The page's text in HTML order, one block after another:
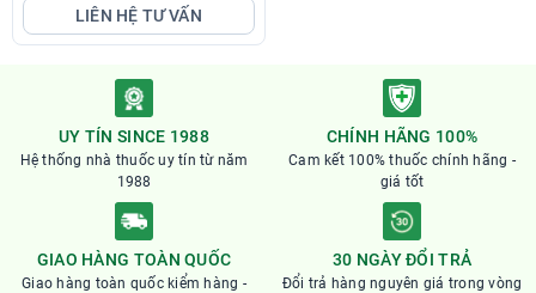
LIÊN HỆ TƯ VẤN
UY TÍN SINCE 1988
Hệ thống nhà thuốc uy tín từ năm
1988
CHÍNH HÃNG 100%
Cam kết 100% thuốc chính hãng -
giá tốt
GIAO HÀNG TOÀN QUỐC
Giao hàng toàn quốc kiểm hàng -
30 NGÀY ĐỔI TRẢ
Đổi trả hàng nguyên giá trong vòng